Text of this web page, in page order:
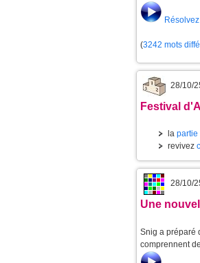
(3242 mots
28/10/
Festival
la partie
revivez
28/10/
Une
Snig a préparé
comprennent